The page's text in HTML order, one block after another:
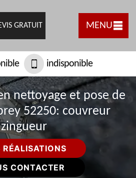
GRATUIT MENU
indisponible
nettoyage et pose de
52250: couvreur
zingueur
RÉALISATIONS
CONTACTER